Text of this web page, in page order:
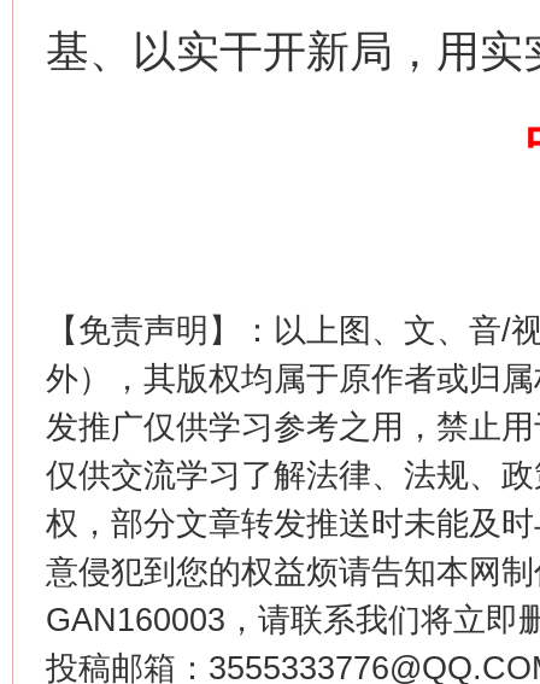
基、以实干开新局，用
【免责声明】：以上图、文、音/
外），其版权均属于原作者或归
发推广仅供学习参考之用，禁止
仅供交流学习了解法律、法规、
权，部分文章转发推送时未能及
意侵犯到您的权益烦请告知本网
GAN160003，请联系我们将立即
投稿邮箱：
今